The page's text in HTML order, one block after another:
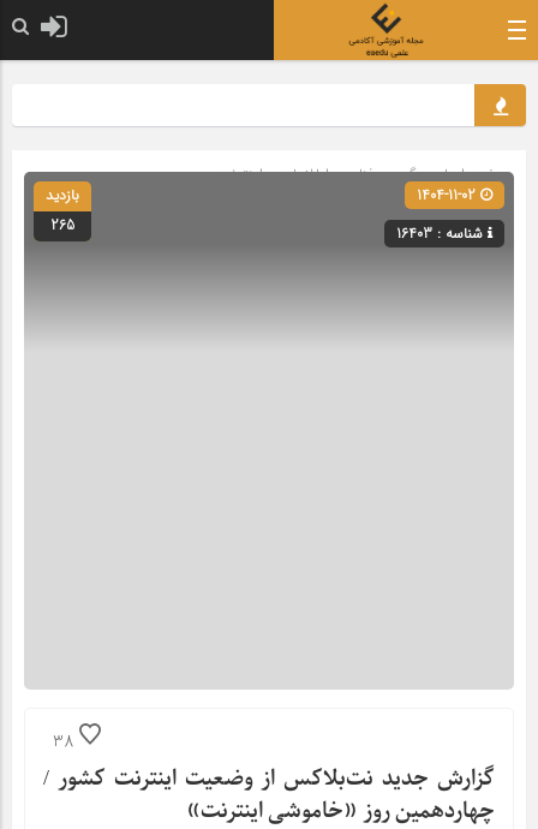
صفحه اصلی» گروه »فناوری اطلاعات و اینترنت
شناسه : 16403
بازدید
265
38
گزارش جدید نت‌بلاکس از وضعیت اینترنت کشور /
چهاردهمین روز «خاموشی اینترنت»